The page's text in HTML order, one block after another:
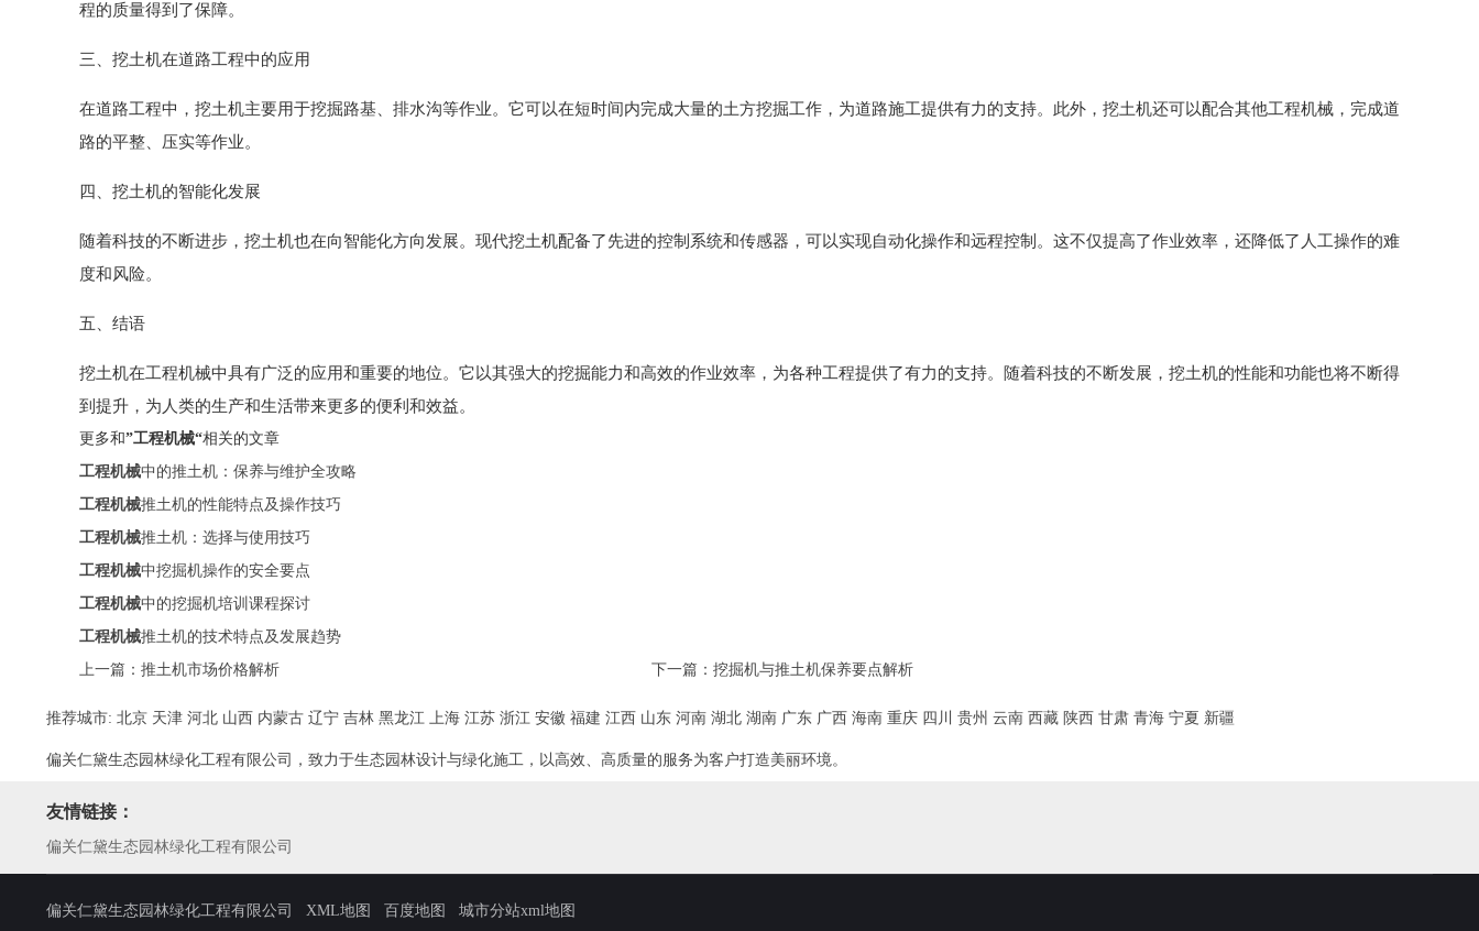
程的质量得到了保障。
三、挖土机在道路工程中的应用
在道路工程中，挖土机主要用于挖掘路基、排水沟等作业。它可以在短时间内完成大量的土方挖掘工作，为道路施工提供有力的支持。此外，挖土机还可以配合其他工程机械，完成道
路的平整、压实等作业。
四、挖土机的智能化发展
随着科技的不断进步，挖土机也在向智能化方向发展。现代挖土机配备了先进的控制系统和传感器，可以实现自动化操作和远程控制。这不仅提高了作业效率，还降低了人工操作的难
度和风险。
五、结语
挖土机在工程机械中具有广泛的应用和重要的地位。它以其强大的挖掘能力和高效的作业效率，为各种工程提供了有力的支持。随着科技的不断发展，挖土机的性能和功能也将不断得
到提升，为人类的生产和生活带来更多的便利和效益。
更多和”工程机械“相关的文章
工程机械中的推土机：保养与维护全攻略
工程机械推土机的性能特点及操作技巧
工程机械推土机：选择与使用技巧
工程机械中挖掘机操作的安全要点
工程机械中的挖掘机培训课程探讨
工程机械推土机的技术特点及发展趋势
上一篇： 推土机市场价格解析 下一篇： 挖掘机与推土机保养要点解析
推荐城市: 北京 天津 河北 山西 内蒙古 辽宁 吉林 黑龙江 上海 江苏 浙江 安徽 福建 江西 山东 河南 湖北 湖南 广东 广西 海南 重庆 四川 贵州 云南 西藏 陕西 甘肃 青海 宁夏 新疆
偏关仁黛生态园林绿化工程有限公司，致力于生态园林设计与绿化施工，以高效、高质量的服务为客户打造美丽环境。
友情链接：
偏关仁黛生态园林绿化工程有限公司
偏关仁黛生态园林绿化工程有限公司 XML地图 百度地图 城市分站xml地图